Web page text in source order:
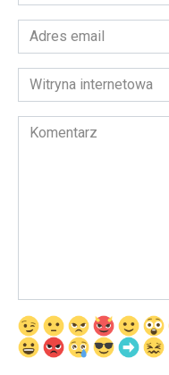
Adres
email
*Witryna
internetowa
Komentarz